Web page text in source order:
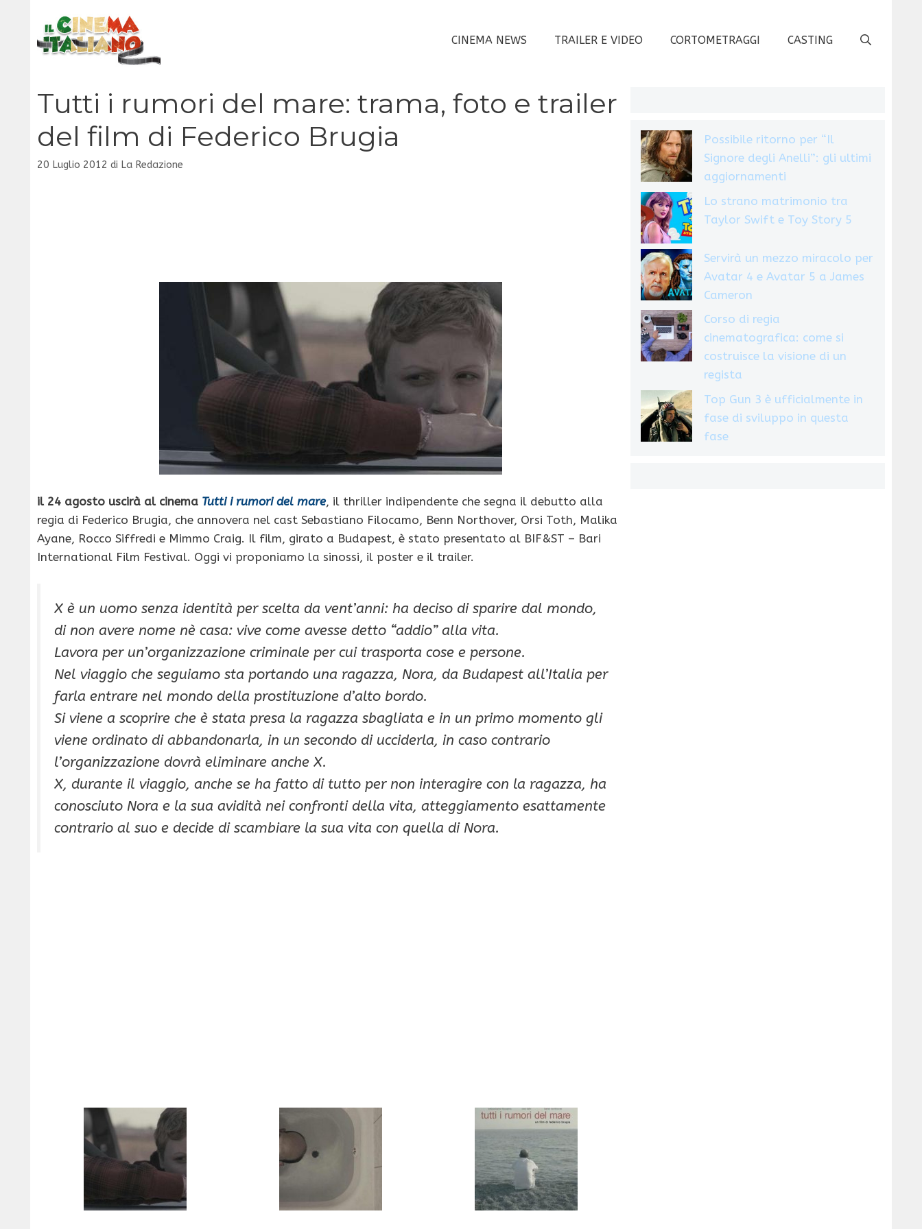
contenuto
CINEMA NEWS TRAILER E VIDEO CORTOMETRAGGI CASTING
Tutti i rumori del mare: trama, foto e trailer
del film di Federico Brugia
20 Luglio 2012 di La Redazione
il 24 agosto uscirà al cinema Tutti i rumori del mare, il thriller indipendente che segna il debutto alla
regia di Federico Brugia, che annovera nel cast Sebastiano Filocamo, Benn Northover, Orsi Toth, Malika
Ayane, Rocco Siffredi e Mimmo Craig. Il film, girato a Budapest, è stato presentato al BIF&ST – Bari
International Film Festival. Oggi vi proponiamo la sinossi, il poster e il trailer.
X è un uomo senza identità per scelta da vent’anni: ha deciso di sparire dal mondo,
di non avere nome nè casa: vive come avesse detto “addio” alla vita.
Lavora per un’organizzazione criminale per cui trasporta cose e persone.
Nel viaggio che seguiamo sta portando una ragazza, Nora, da Budapest all’Italia per
farla entrare nel mondo della prostituzione d’alto bordo.
Si viene a scoprire che è stata presa la ragazza sbagliata e in un primo momento gli
viene ordinato di abbandonarla, in un secondo di ucciderla, in caso contrario
l’organizzazione dovrà eliminare anche X.
X, durante il viaggio, anche se ha fatto di tutto per non interagire con la ragazza, ha
conosciuto Nora e la sua avidità nei confronti della vita, atteggiamento esattamente
contrario al suo e decide di scambiare la sua vita con quella di Nora.
Possibile ritorno per “Il
Signore degli Anelli”: gli ultimi
aggiornamenti
Lo strano matrimonio tra
Taylor Swift e Toy Story 5
Servirà un mezzo miracolo per
Avatar 4 e Avatar 5 a James
Cameron
Corso di regia
cinematografica: come si
costruisce la visione di un
regista
Top Gun 3 è ufficialmente in
fase di sviluppo in questa
fase